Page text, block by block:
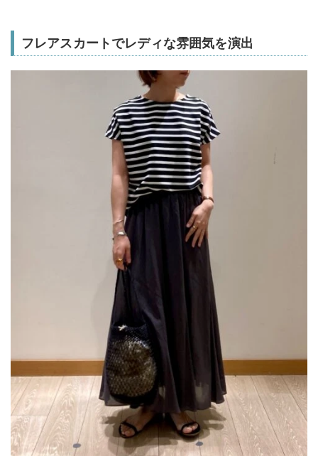
フレアスカートでレディな雰囲気を演出